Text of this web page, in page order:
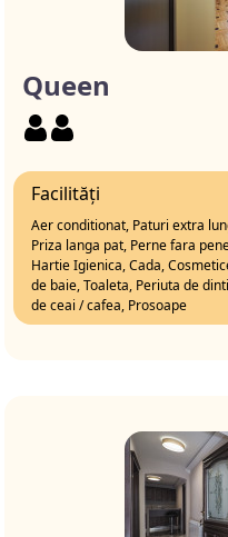
Queen
Facilități
Aer conditionat, Paturi extra
Priza langa pat, Perne fara
Hartie Igienica, Cada,
de baie, Toaleta, Periuta de
de ceai / cafea, Prosoape